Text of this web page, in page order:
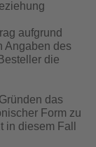
aufgrund
Angaben des
die
das
Form zu
diesem Fall